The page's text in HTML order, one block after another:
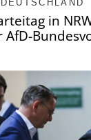
DEUTSCHLAND
in
AfD-